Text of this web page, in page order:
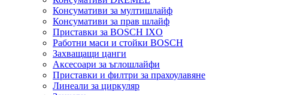
Консумативи за мултишлайф
Консумативи за прав шлайф
Приставки за BOSCH IXO
Работни маси и стойки BOSCH
Захващащи цанги
Аксесоари за ъглошлайфи
Приставки и филтри за прахоулавяне
Линеали за циркуляр